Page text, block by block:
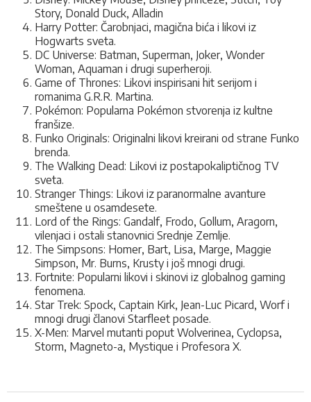
Story, Donald Duck, Alladin
Harry Potter: Čarobnjaci, magična bića i likovi iz
Hogwarts sveta.
DC Universe: Batman, Superman, Joker, Wonder
Woman, Aquaman i drugi superheroji.
Game of Thrones: Likovi inspirisani hit serijom i
romanima G.R.R. Martina.
Pokémon: Popularna Pokémon stvorenja iz kultne
franšize.
Funko Originals: Originalni likovi kreirani od strane Funko
brenda.
The Walking Dead: Likovi iz postapokaliptičnog TV
sveta.
Stranger Things: Likovi iz paranormalne avanture
smeštene u osamdesete.
Lord of the Rings: Gandalf, Frodo, Gollum, Aragorn,
vilenjaci i ostali stanovnici Srednje Zemlje.
The Simpsons: Homer, Bart, Lisa, Marge, Maggie
Simpson, Mr. Burns, Krusty i još mnogi drugi.
Fortnite: Popularni likovi i skinovi iz globalnog gaming
fenomena.
Star Trek: Spock, Captain Kirk, Jean-Luc Picard, Worf i
mnogi drugi članovi Starfleet posade.
X-Men: Marvel mutanti poput Wolverinea, Cyclopsa,
Storm, Magneto-a, Mystique i Profesora X.